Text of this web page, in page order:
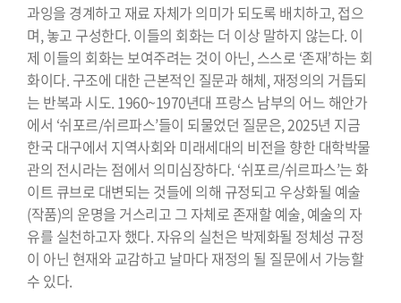
과잉을 경계하고 재료 자체가 의미가 되도록 배치하고, 접으
며, 놓고 구성한다. 이들의 회화는 더 이상 말하지 않는다. 이
제 이들의 회화는 보여주려는 것이 아닌, 스스로 ‘존재’하는 회
화이다. 구조에 대한 근본적인 질문과 해체, 재정의의 거듭되
는 반복과 시도. 1960~1970년대 프랑스 남부의 어느 해안가
에서 ‘쉬포르/쉬르파스’들이 되물었던 질문은, 2025년 지금
한국 대구에서 지역사회와 미래세대의 비전을 향한 대학박물
관의 전시라는 점에서 의미심장하다. ‘쉬포르/쉬르파스’는 화
이트 큐브로 대변되는 것들에 의해 규정되고 우상화될 예술
(작품)의 운명을 거스리고 그 자체로 존재할 예술, 예술의 자
유를 실천하고자 했다. 자유의 실천은 박제화될 정체성 규정
이 아닌 현재와 교감하고 날마다 재정의 될 질문에서 가능할
수 있다.